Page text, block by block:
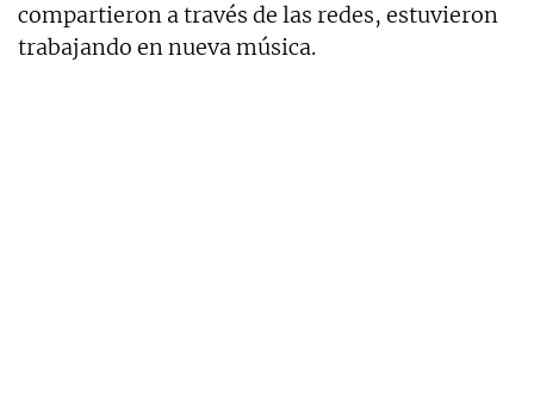
compartieron a través de las redes, estuvieron
trabajando en nueva música.